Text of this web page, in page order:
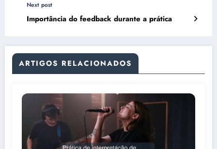
Next post
Importância do feedback durante a prática
ARTIGOS RELACIONADOS